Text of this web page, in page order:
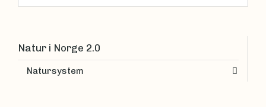
Natur i Norge 2.0
Natursystem